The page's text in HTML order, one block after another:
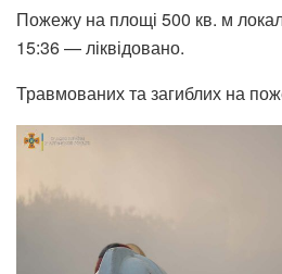
Пожежу на площі 500 кв. м
15:36 — ліквідовано.
Травмованих та загиблих на